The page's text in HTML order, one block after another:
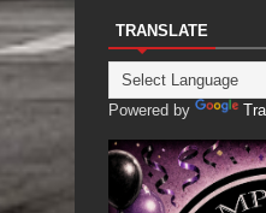
TRANSLATE
Powered by